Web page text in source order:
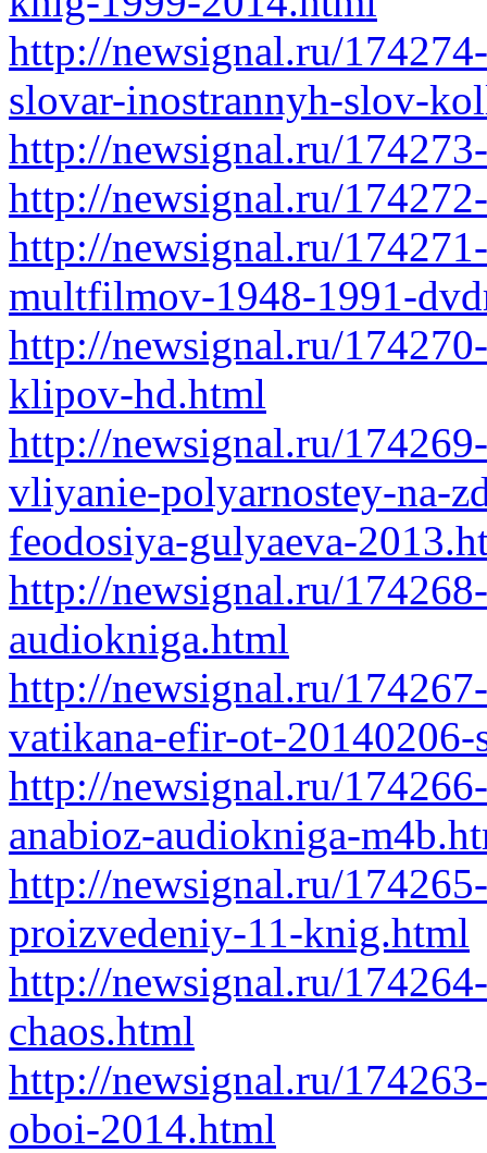
http://newsignal.ru/
slovar-inostrannyh-slov-
http://newsignal.ru/
http://newsignal.ru/
http://newsignal.ru/
multfilmov-1948-1991-
http://newsignal.ru/
klipov-hd.html
http://newsignal.ru/
vliyanie-polyarnostey-na-
feodosiya-gulyaeva-
http://newsignal.ru/
audiokniga.html
http://newsignal.ru/
vatikana-efir-ot-
http://newsignal.ru/
anabioz-audiokniga-
http://newsignal.ru/
proizvedeniy-11-knig.html
http://newsignal.ru/
chaos.html
http://newsignal.ru/
oboi-2014.html